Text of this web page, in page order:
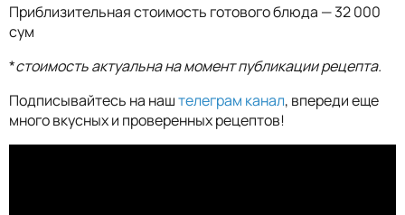
Приблизительная стоимость готового блюда — 32 000
сум
*стоимость актуальна на момент публикации рецепта.
Подписывайтесь на наштелеграм канал, впереди еще
много вкусных и проверенных рецептов!